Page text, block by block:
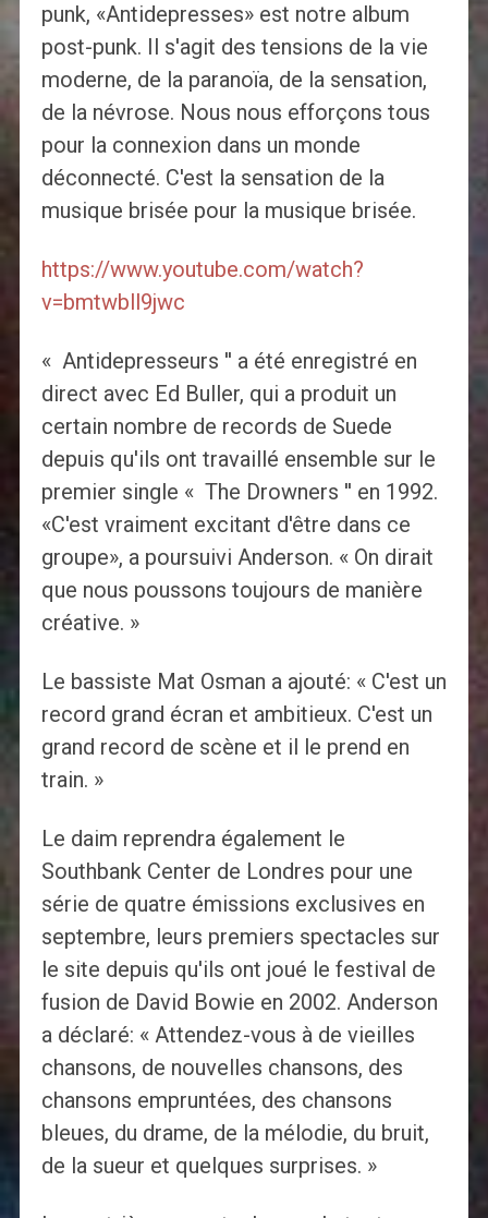
punk, «Antidepresses» est notre album
post-punk. Il s'agit des tensions de la vie
moderne, de la paranoïa, de la sensation,
de la névrose. Nous nous efforçons tous
pour la connexion dans un monde
déconnecté. C'est la sensation de la
musique brisée pour la musique brisée.
https://www.youtube.com/watch?
v=bmtwbll9jwc
« Antidepresseurs '' a été enregistré en
direct avec Ed Buller, qui a produit un
certain nombre de records de Suede
depuis qu'ils ont travaillé ensemble sur le
premier single « The Drowners '' en 1992.
«C'est vraiment excitant d'être dans ce
groupe», a poursuivi Anderson. « On dirait
que nous poussons toujours de manière
créative. »
Le bassiste Mat Osman a ajouté: « C'est un
record grand écran et ambitieux. C'est un
grand record de scène et il le prend en
train. »
Le daim reprendra également le
Southbank Center de Londres pour une
série de quatre émissions exclusives en
septembre, leurs premiers spectacles sur
le site depuis qu'ils ont joué le festival de
fusion de David Bowie en 2002. Anderson
a déclaré: « Attendez-vous à de vieilles
chansons, de nouvelles chansons, des
chansons empruntées, des chansons
bleues, du drame, de la mélodie, du bruit,
de la sueur et quelques surprises. »